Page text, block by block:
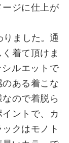
ジに仕上が
りました。通
着て頂けま
ルエットで
ある着こな
ので着脱ら
ントで、カ
クはモノト